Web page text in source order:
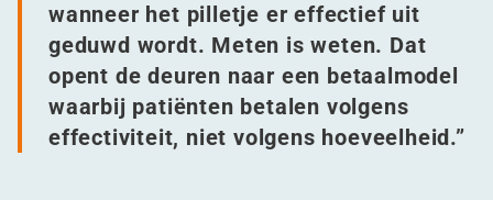
wanneer het pilletje er effectief uit
geduwd wordt. Meten is weten. Dat
opent de deuren naar een betaalmodel
waarbij patiënten betalen volgens
effectiviteit, niet volgens hoeveelheid.”